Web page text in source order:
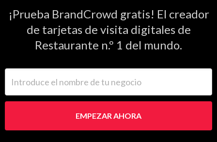
¡Prueba BrandCrowd gratis! El creador
de tarjetas de visita digitales de
Restaurante n.º 1 del mundo.
EMPEZAR AHORA